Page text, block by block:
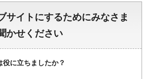
サイトにするためにみなさま
かせください
に立ちましたか？